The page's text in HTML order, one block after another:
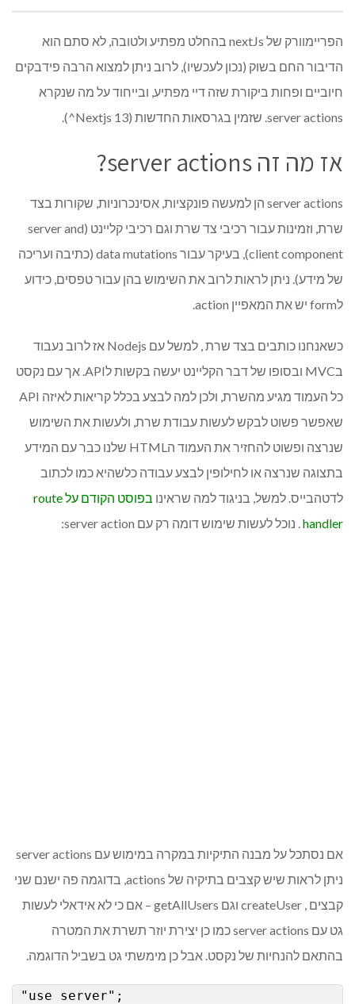
הפריימוורק של nextJs בהחלט מפתיע ולטובה, לא סתם הוא
הדיבור החם בשוק (נכון לעכשיו), לרוב ניתן למצוא הרבה פידבקים
חיוביים ופחות ביקורת שזה דיי מפתיע, ובייחוד על מה שנקרא
server actions. שזמין בגרסאות החדשות (Nextjs 13^).
אז מה זה server actions?
server actions הן למעשה פונקציות, אסינכרוניות, שקורות בצד
שרת, וזמינות עבור רכיבי צד שרת וגם רכיבי קליינט (server and
client component), בעיקר עבור data mutations (כתיבה ועריכה
של מידע). ניתן לראות לרוב את השימוש בהן עבור טפסים, כידוע
לform יש את המאפיין action.
כשאנחנו כותבים בצד שרת , למשל עם Nodejs אז לרוב נעבוד
בMVC ובסופו של דבר הקליינט יעשה בקשות לAPI. אך עם נקסט
כל העמוד מגיע מהשרת, ולכן למה לבצע בכלל קריאות לאיזה API
שאפשר פשוט לבקש לעשות עבודת שרת, ולעשות את השימוש
שנרצה ופשוט להחזיר את העמוד הHTML שלנו כבר עם המידע
בתצוגה שנרצה או לחילופין לבצע עבודה כלשהיא כמו לכתוב
לדטהבייס. למשל, בניגוד למה שראינו
בפוסט הקודם על route
handler. נוכל לעשות שימוש דומה רק עם server action:
אם נסתכל על מבנה התיקיות במקרה במימוש עם server actions
ניתן לראות שיש קצבים בתיקיה של actions, בדוגמה פה ישנם שני
קבצים , createUser וגם getAllUsers – אם כי לא אידאלי לעשות
גט עם server actions כמו כן יצירת יוזר תשרת את המטרה
בהתאם להנחיות של נקסט. אבל כן מימשתי גט בשביל הדוגמה.
"use server";